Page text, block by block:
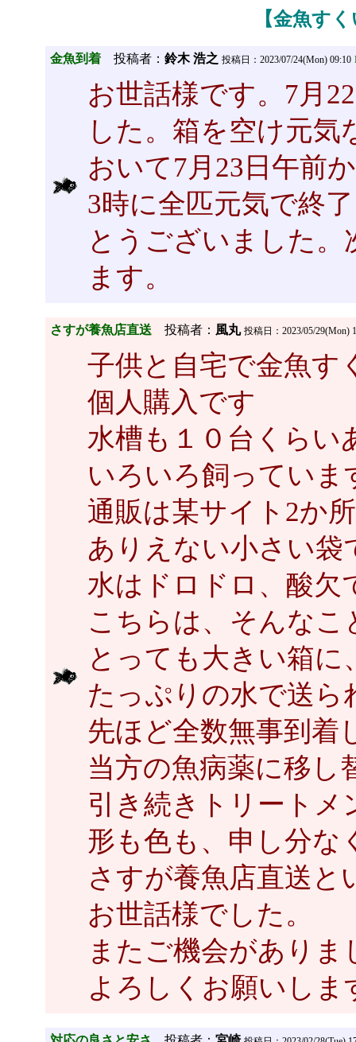
【金魚す
金魚到着投稿者： 鈴木 浩之 投稿日：2023/07/24(Mon) 09:10
お世話様です。7月
した。箱を空け元気
おいて7月23日午前
3時に全匹元気で終
とうございました
ます。
さすが養魚店直送 投稿者： 風丸 投稿日：2023/05/29(Mon)
子供と自宅で金魚す
個人購入です
水槽も１０台くらい
いろいろ飼っていま
通販は某サイト2か
ありえない小さい袋
水はドロドロ、酸欠
こちらは、そんなこ
とっても大きい箱に
たっぷりの水で送ら
先ほど全数無事到着
当方の魚病薬に移し
引き続きトリートメ
形も色も、申し分な
さすが養魚店直送と
お世話様でした。
またご機会がありま
よろしくお願いしま